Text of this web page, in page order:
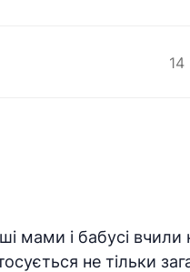
14
мами і бабусі
не тільки